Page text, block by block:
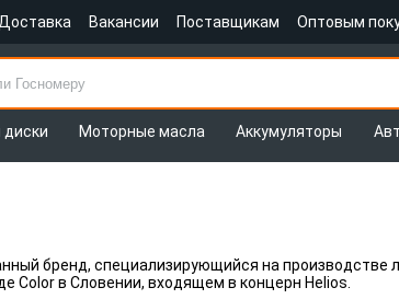
Доставка Вакансии Поставщикам Оптовым
Моторные масла Аккумуляторы
бренд, специализирующийся на производстве
Color в Словении, входящем в концерн Helios.